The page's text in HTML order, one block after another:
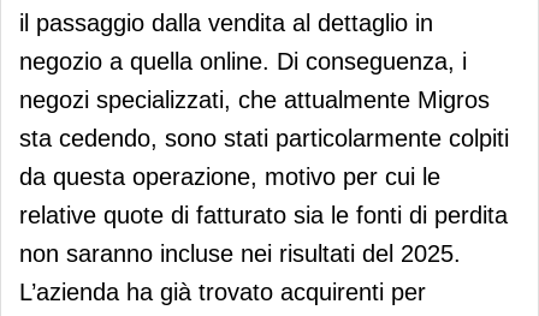
il passaggio dalla vendita al dettaglio in
negozio a quella online. Di conseguenza, i
negozi specializzati, che attualmente Migros
sta cedendo, sono stati particolarmente colpiti
da questa operazione, motivo per cui le
relative quote di fatturato sia le fonti di perdita
non saranno incluse nei risultati del 2025.
L’azienda ha già trovato acquirenti per